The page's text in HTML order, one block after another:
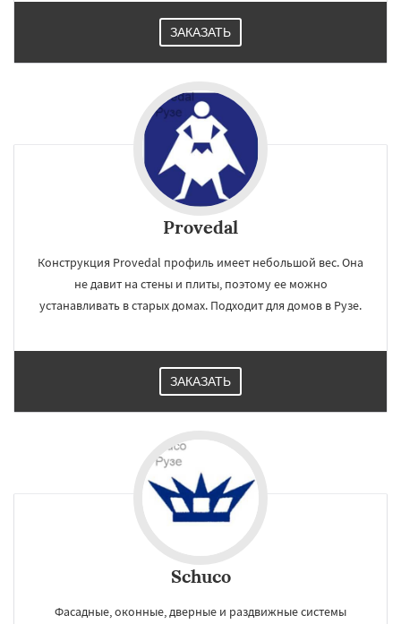
ЗАКАЗАТЬ
Provedal
Конструкция Provedal профиль имеет небольшой вес. Она
не давит на стены и плиты, поэтому ее можно
устанавливать в старых домах. Подходит для домов в Рузе.
ЗАКАЗАТЬ
Schuco
Фасадные, оконные, дверные и раздвижные системы